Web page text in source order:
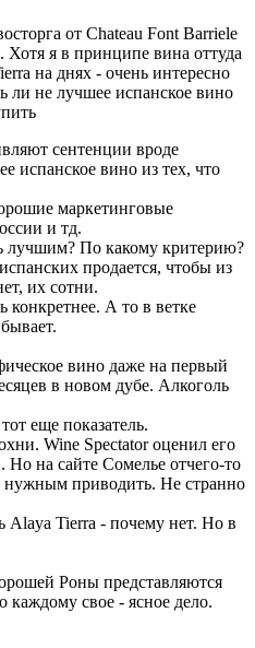
от Chateau Font Barriele
я в принципе вина оттуда
на днях - очень интересно
ли не лучшее испанское вино
сентенции вроде
испанское вино из тех, что
маркетинговые
и тд.
лучшим? По какому критерию?
продается, чтобы из
их сотни.
А то в ветке
вино даже на первый
в новом дубе. Алкоголь
еще показатель.
Wine Spectator оценил его
Но на сайте Сомелье отчего-то
приводить. Не странно
Alaya Tierra - почему нет. Но в
Роны представляются
свое - ясное дело.